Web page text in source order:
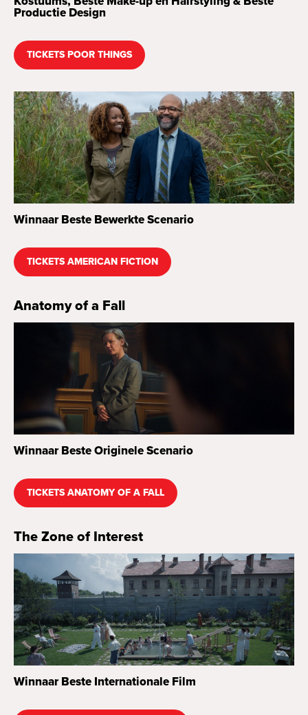
Productie Design
TICKETS POOR THINGS
Winnaar Beste Bewerkte Scenario
TICKETS AMERICAN FICTION
Anatomy of a Fall
Winnaar Beste Originele Scenario
TICKETS ANATOMY OF A FALL
The Zone of Interest
Winnaar Beste Internationale Film